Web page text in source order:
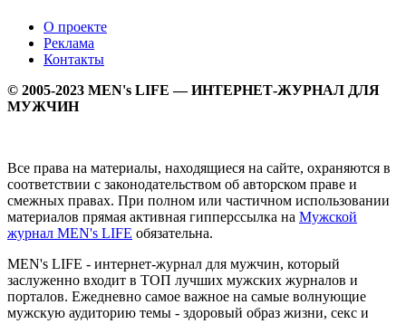
О проекте
Реклама
Контакты
© 2005-2023 MEN's LIFE — ИНТЕРНЕТ-ЖУРНАЛ ДЛЯ
МУЖЧИН
Все права на материалы, находящиеся на сайте, охраняются в
соответствии с законодательством об авторском праве и
смежных правах. При полном или частичном использовании
материалов прямая активная гипперссылка на Мужской
журнал MEN's LIFE обязательна.
MEN's LIFE - интернет-журнал для мужчин, который
заслуженно входит в ТОП лучших мужских журналов и
порталов. Ежедневно самое важное на самые волнующие
мужскую аудиторию темы - здоровый образ жизни, секс и